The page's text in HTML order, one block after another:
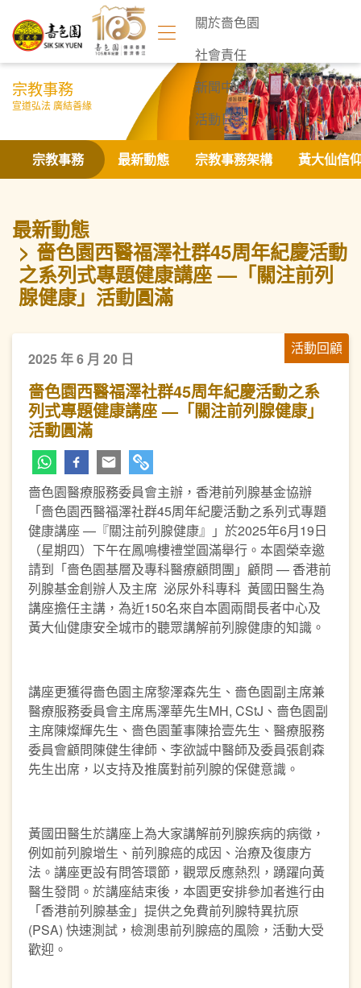
關於嗇色園
社會責任
新聞中心
活動日誌
聯絡我們
宗教事務
宣道弘法 廣結善緣
宗教事務 最新動態 宗教事務架構 黃大仙信
最新動態
嗇色園西醫福澤社群45周年紀慶活動
之系列式專題健康講座 —「關注前列
腺健康」活動圓滿
活動回顧
2025 年 6 月 20 日
嗇色園西醫福澤社群45周年紀慶活動之系
列式專題健康講座 —「關注前列腺健康」
活動圓滿
嗇色園醫療服務委員會主辦，香港前列腺基金協辦
「嗇色園西醫福澤社群45周年紀慶活動之系列式專題
健康講座 —『關注前列腺健康』」於2025年6月19日
（星期四）下午在鳳鳴樓禮堂圓滿舉行。本園榮幸邀
請到「嗇色園基層及專科醫療顧問團」顧問 — 香港前
列腺基金創辦人及主席 泌尿外科專科 黃國田醫生為
講座擔任主講，為近150名來自本園兩間長者中心及
黃大仙健康安全城市的聽眾講解前列腺健康的知識。
講座更獲得嗇色園主席黎澤森先生、嗇色園副主席兼
醫療服務委員會主席馬澤華先生MH, CStJ、嗇色園副
主席陳燦輝先生、嗇色園董事陳拾壹先生、醫療服務
委員會顧問陳健生律師、李欲誠中醫師及委員張創森
先生出席，以支持及推廣對前列腺的保健意識。
黃國田醫生於講座上為大家講解前列腺疾病的病徵，
例如前列腺增生、前列腺癌的成因、治療及復康方
法。講座更設有問答環節，觀眾反應熱烈，踴躍向黃
醫生發問。於講座結束後，本園更安排參加者進行由
「香港前列腺基金」提供之免費前列腺特異抗原
(PSA) 快速測試，檢測患前列腺癌的風險，活動大受
歡迎。